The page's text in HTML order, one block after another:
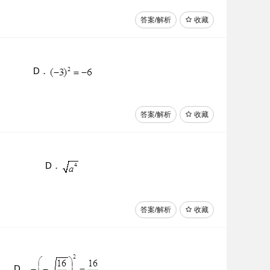
收藏
答案/解析
D．
收藏
答案/解析
D．
收藏
答案/解析